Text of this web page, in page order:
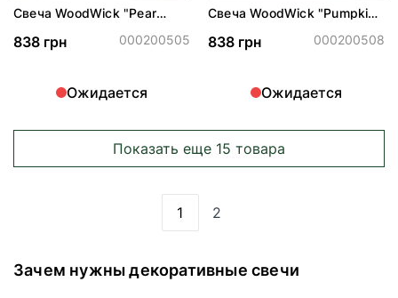
Свеча WoodWick "Pear
838 грн 000200505
Ожидается
Свеча WoodWick "Pumpkin
838 грн 000200508
Ожидается
Показать еще 15 товара
Вы сейчас читаете страницу
1 Страница
2
Зачем нужны декоративные свечи